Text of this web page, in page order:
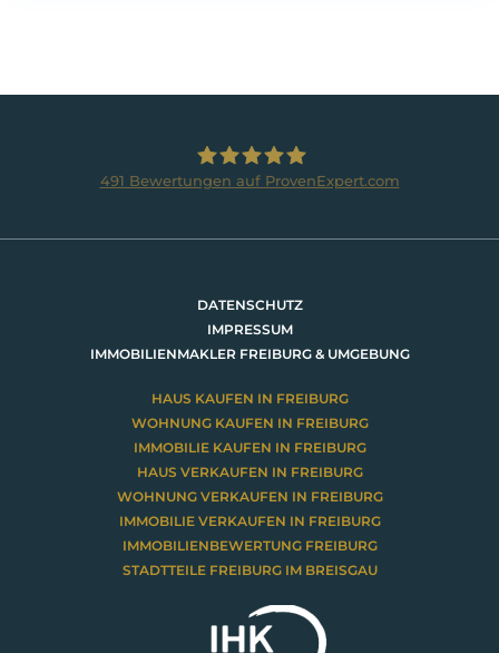
491 Bewertungen auf ProvenExpert.com
DATENSCHUTZ
IMPRESSUM
IMMOBILIENMAKLER FREIBURG & UMGEBUNG
HAUS KAUFEN IN FREIBURG
WOHNUNG KAUFEN IN FREIBURG
IMMOBILIE KAUFEN IN FREIBURG
HAUS VERKAUFEN IN FREIBURG
WOHNUNG VERKAUFEN IN FREIBURG
IMMOBILIE VERKAUFEN IN FREIBURG
IMMOBILIENBEWERTUNG FREIBURG
STADTTEILE FREIBURG IM BREISGAU